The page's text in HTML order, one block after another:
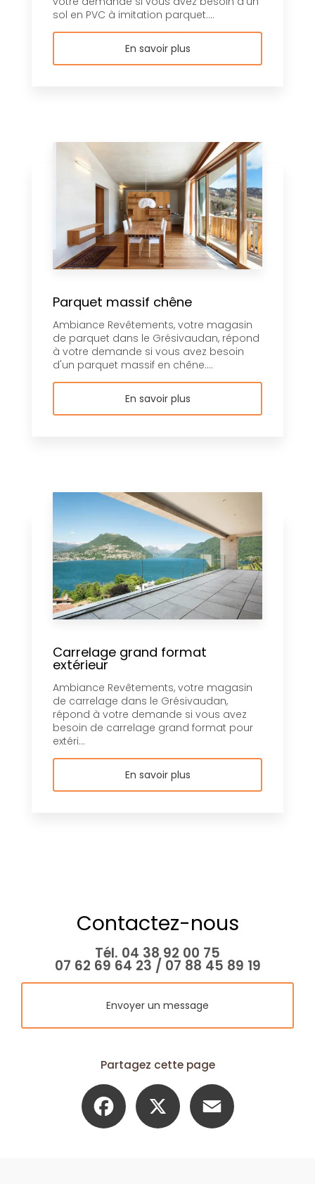
sol en PVC à imitation parquet....
En savoir plus
Parquet massif chêne
Ambiance Revêtements, votre magasin
de parquet dans le Grésivaudan, répond
à votre demande si vous avez besoin
d'un parquet massif en chêne....
En savoir plus
Carrelage grand format
extérieur
Ambiance Revêtements, votre magasin
de carrelage dans le Grésivaudan,
répond à votre demande si vous avez
besoin de carrelage grand format pour
extéri...
En savoir plus
Contactez-nous
Tél. 04 38 92 00 75
07 62 69 64 23 / 07 88 45 89 19
Envoyer un message
Partagez cette page
Facebook